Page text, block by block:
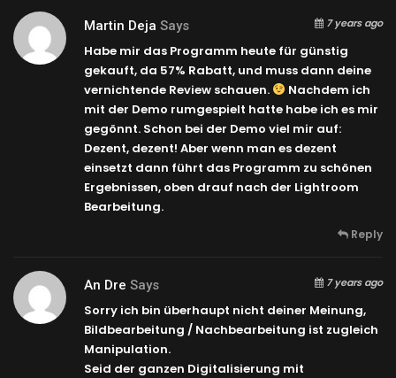
Martin Deja Says 7 years ago
Habe mir das Programm heute für günstig
gekauft, da 57% Rabatt, und muss dann deine
vernichtende Review schauen.
Nachdem ich
mit der Demo rumgespielt hatte habe ich es mir
gegönnt. Schon bei der Demo viel mir auf:
Dezent, dezent! Aber wenn man es dezent
einsetzt dann führt das Programm zu schönen
Ergebnissen, oben drauf nach der Lightroom
Bearbeitung.
Reply
An Dre Says 7 years ago
Sorry ich bin überhaupt nicht deiner Meinung,
Bildbearbeitung / Nachbearbeitung ist zugleich
Manipulation.
Seid der ganzen Digitalisierung mit